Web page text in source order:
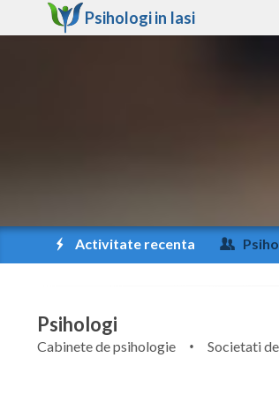
Psihologi in Iasi
Activitate recenta
Psihologi
Cabinete de psihologie Societati